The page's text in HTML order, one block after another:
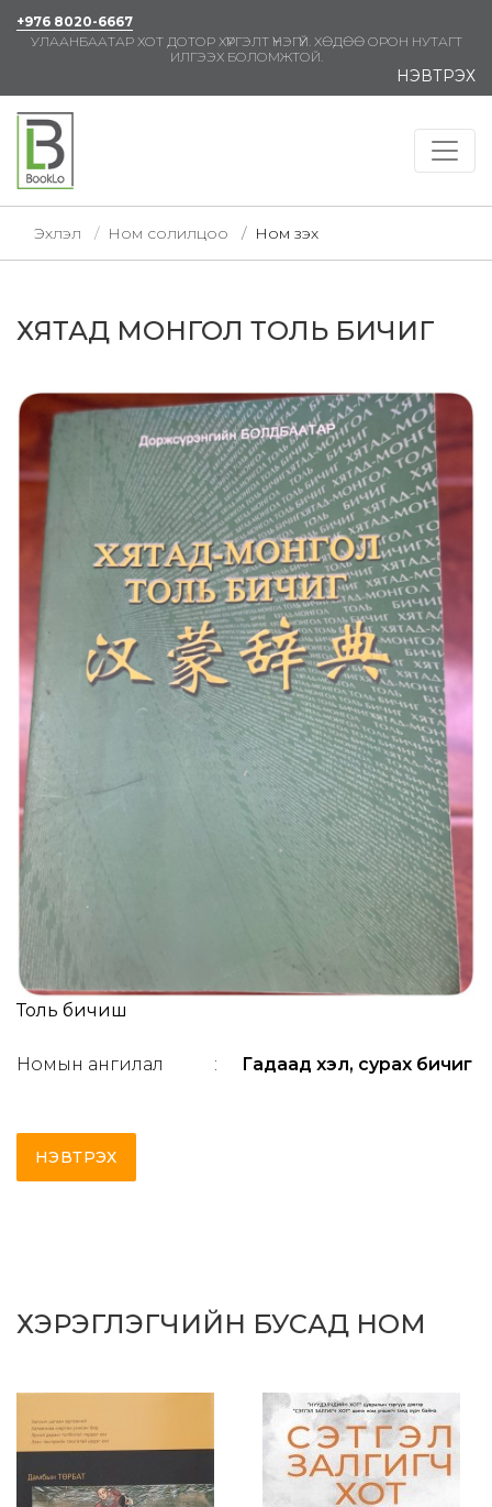
+976 8020-6667
УЛААНБААТАР ХОТ ДОТОР ХҮРГЭЛТ ҮНЭГҮЙ. ХӨДӨӨ ОРОН НУТАГТ
ИЛГЭЭХ БОЛОМЖТОЙ.
НЭВТРЭХ
Эхлэл Ном солилцоо Ном үзэх
ХЯТАД МОНГОЛ ТОЛЬ БИЧИГ
Толь бичиш
Номын ангилал : Гадаад хэл, сурах бичиг
НЭВТРЭХ
ХЭРЭГЛЭГЧИЙН БУСАД НОМ